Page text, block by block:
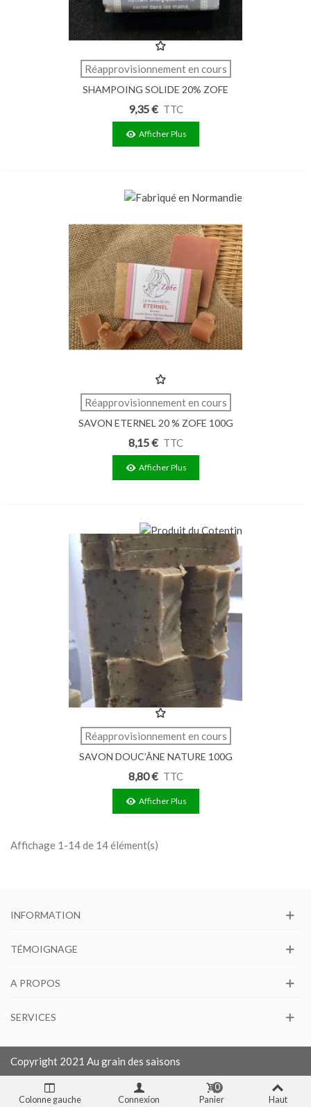
Réapprovisionnement en cours
SHAMPOING SOLIDE 20% ZOFE
80G
9,35 € TTC
Afficher Plus
Réapprovisionnement en cours
SAVON ETERNEL 20 % ZOFE 100G
8,15 € TTC
Afficher Plus
Réapprovisionnement en cours
SAVON DOUC’ÂNE NATURE 100G
8,80 € TTC
Afficher Plus
Affichage 1-14 de 14 élément(s)
INFORMATION
TÉMOIGNAGE
A PROPOS
SERVICES
Copyright 2021 Au grain des saisons
Colonne gauche Connexion Panier
0
Haut